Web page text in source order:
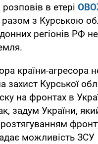
в етері
разом з Курською
регіонів РФ
країни-агресора
захист Курської
на фронтах в
задум України,
можливість ЗСУ